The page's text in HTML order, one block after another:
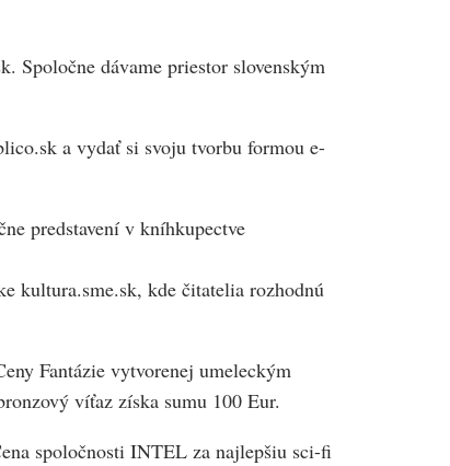
Spoločne dávame priestor slovenským
a vydať si svoju tvorbu formou e-
predstavení v kníhkupectve
kultura.sme.sk, kde čitatelia rozhodnú
Fantázie vytvorenej umeleckým
víťaz získa sumu 100 Eur.
spoločnosti INTEL za najlepšiu sci-fi